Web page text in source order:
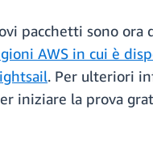
pacchetti sono ora
AWS in cui è
. Per ulteriori
iniziare la prova